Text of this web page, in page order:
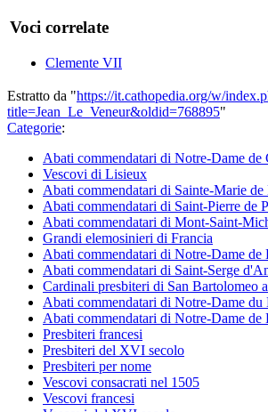
Voci correlate
Clemente VII
Estratto da "https://it.cathopedia.org/w/
title=Jean_Le_Veneur&oldid=768895"
Categorie:
Abati commendatari di Notre-Dame de
Vescovi di Lisieux
Abati commendatari di Sainte-Marie
Abati commendatari di Saint-Pierre de
Abati commendatari di Mont-Saint-
Grandi elemosinieri di Francia
Abati commendatari di Notre-Dame de
Abati commendatari di Saint-Serge
Cardinali presbiteri di San Bartolomeo
Abati commendatari di Notre-Dame du
Abati commendatari di Notre-Dame de
Presbiteri francesi
Presbiteri del XVI secolo
Presbiteri per nome
Vescovi consacrati nel 1505
Vescovi francesi